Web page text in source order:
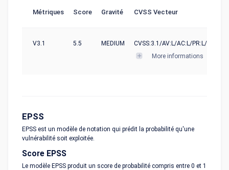
Métriques Score Gravité CVSS Vecteur
V3.1 5.5 MEDIUM
CVSS:3.1/AV:L/AC:L/PR:L/UI:N/
More informations
EPSS
EPSS est un modèle de notation qui prédit la probabilité qu'une
vulnérabilité soit exploitée.
Score EPSS
Le modèle EPSS produit un score de probabilité compris entre 0 et 1